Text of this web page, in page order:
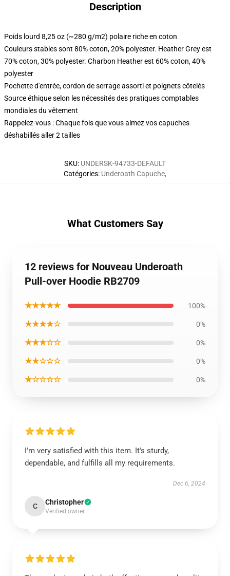
Description
Poids lourd 8,25 oz (~280 g/m2) polaire riche en coton
Couleurs stables sont 80% coton, 20% polyester. Heather Grey est
70% coton, 30% polyester. Charbon Heather est 60% coton, 40%
polyester
Pochette d'entrée, cordon de serrage assorti et poignets côtelés
Source éthique selon les nécessités des pratiques comptables
mondiales du vêtement
Rappelez-vous : Chaque fois que vous aimez vos capuches
déshabillés aller 2 tailles
SKU: UNDERSK-94733-DEFAULT
Catégories: Underoath Capuche,
What Customers Say
12 reviews for Nouveau Underoath
Pull-over Hoodie RB2709
★★★★★ 100%
★★★★☆ 0%
★★★☆☆ 0%
★★☆☆☆ 0%
★☆☆☆☆ 0%
I'm very satisfied with this item. It's sturdy,
dependable, and fulfills all my requirements.
Dec 6, 2024
C Christopher
Verified owner